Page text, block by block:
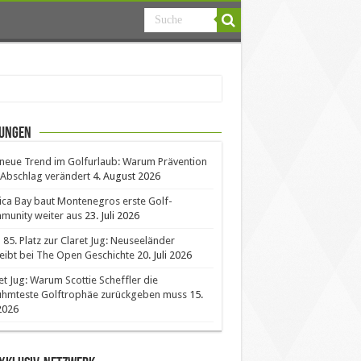
Trend im Golfurlaub: Warum Prävention
verändert 4. August 2026
Bay baut Montenegros erste Golf-
weiter aus 23. Juli 2026
85. Platz zur Claret Jug: Neuseeländer
bei The Open Geschichte 20. Juli 2026
Jug: Warum Scottie Scheffler die
Golftrophäe zurückgeben muss 15.